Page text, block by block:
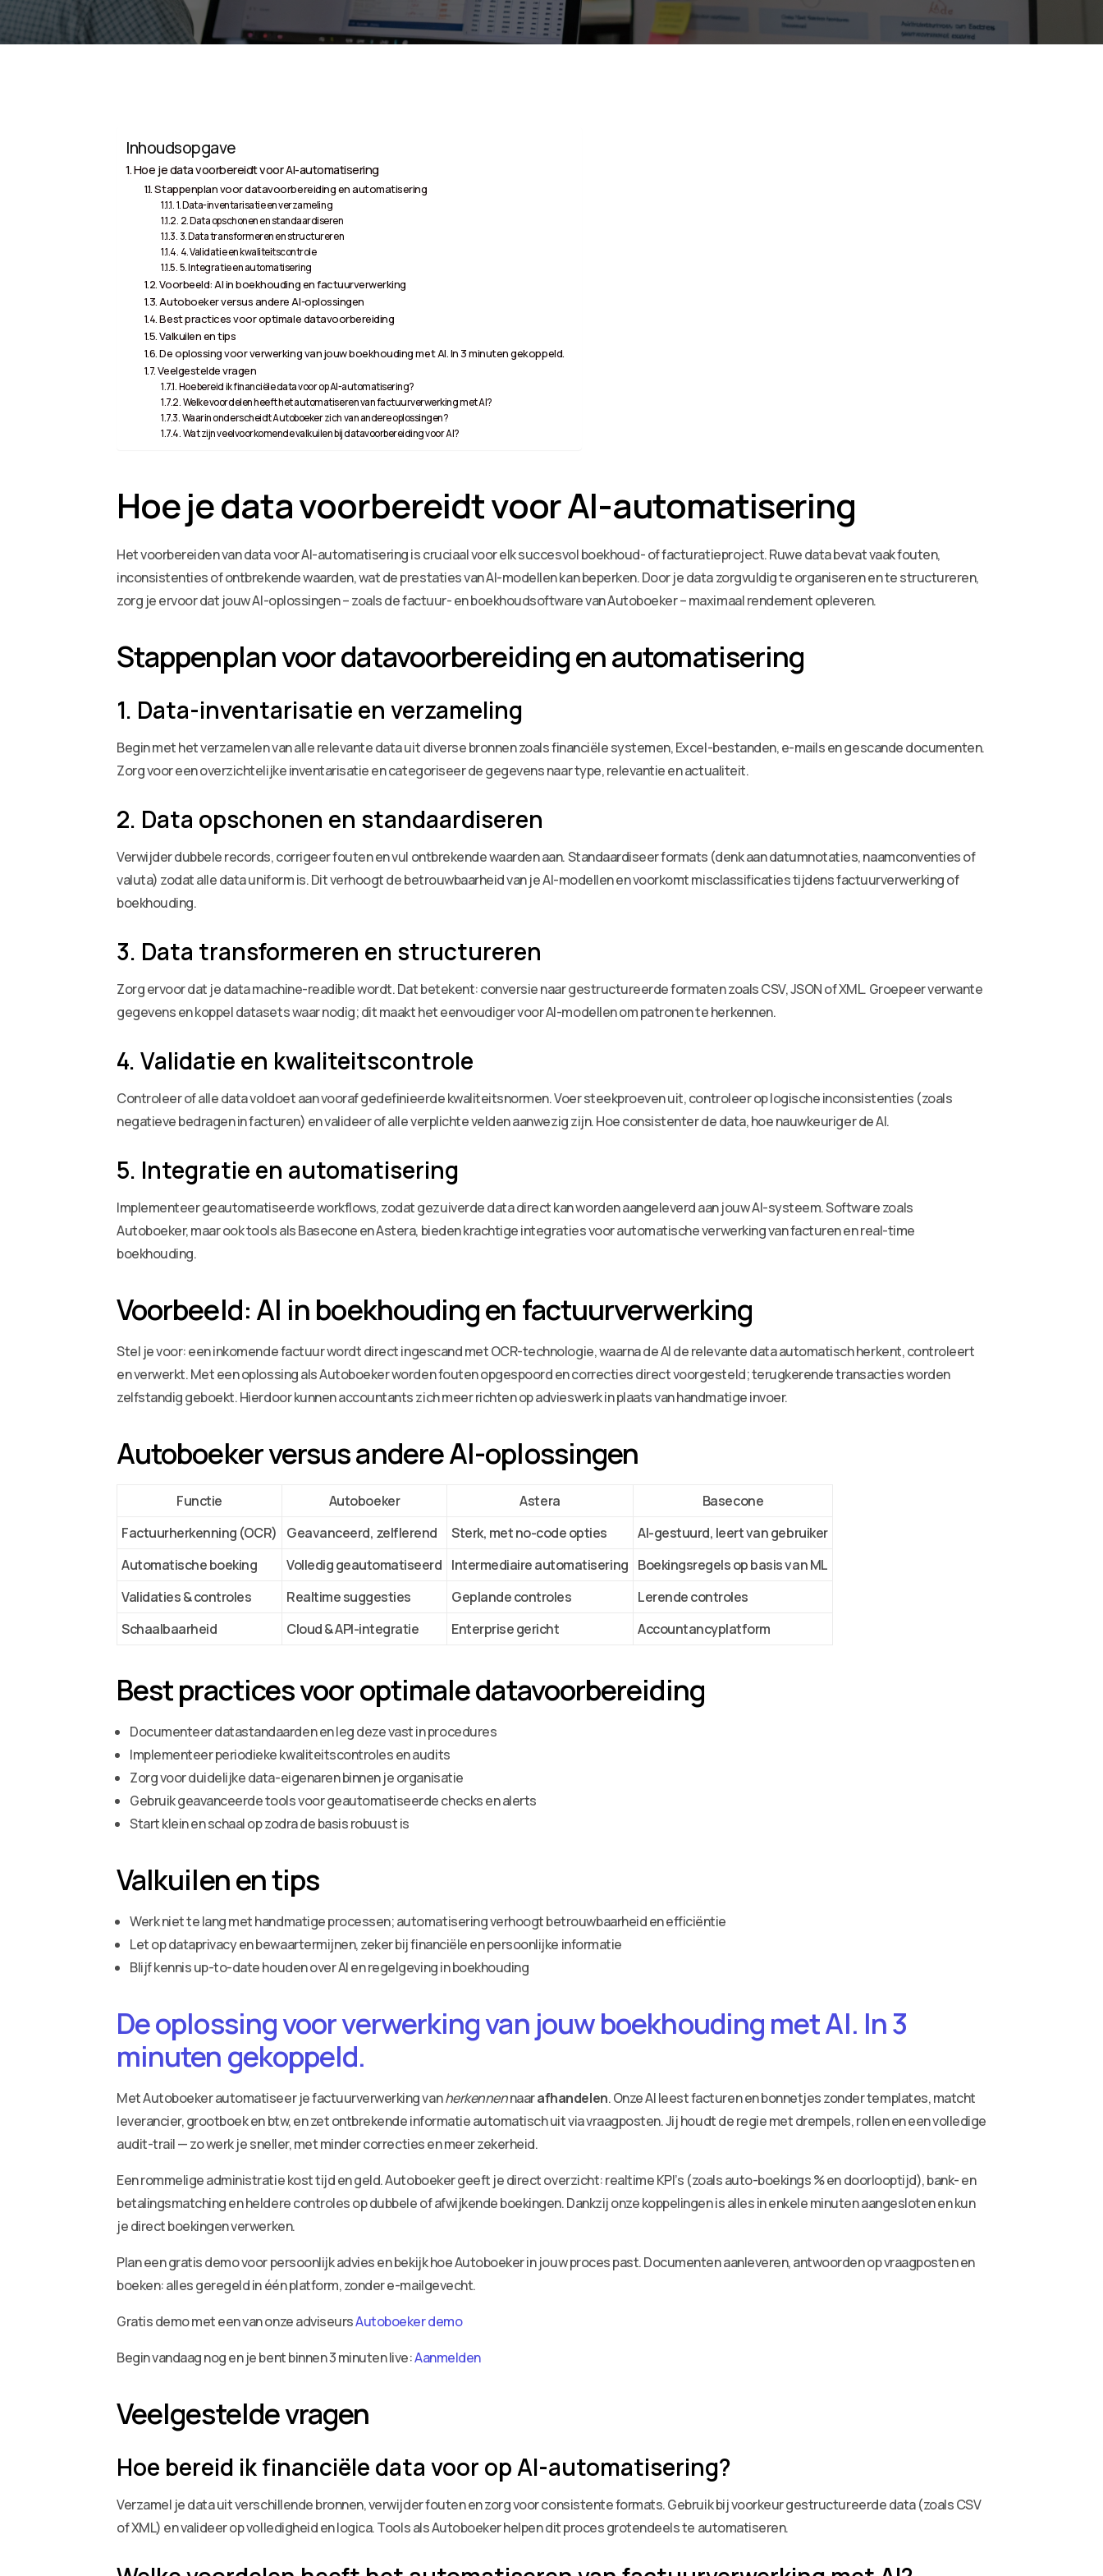
Inhoudsopgave
Hoe je data voorbereidt voor AI-automatisering
Stappenplan voor datavoorbereiding en automatisering
1. Data-inventarisatie en verzameling
2. Data opschonen en standaardiseren
3. Data transformeren en structureren
4. Validatie en kwaliteitscontrole
5. Integratie en automatisering
Voorbeeld: AI in boekhouding en factuurverwerking
Autoboeker versus andere AI-oplossingen
Best practices voor optimale datavoorbereiding
Valkuilen en tips
De oplossing voor verwerking van jouw boekhouding met AI. In 3 minuten gekoppeld.
Veelgestelde vragen
Hoe bereid ik financiële data voor op AI-automatisering?
Welke voordelen heeft het automatiseren van factuurverwerking met AI?
Waarin onderscheidt Autoboeker zich van andere oplossingen?
Wat zijn veelvoorkomende valkuilen bij datavoorbereiding voor AI?
Hoe je data voorbereidt voor AI-automatisering
Het voorbereiden van data voor AI-automatisering is cruciaal voor elk succesvol boekhoud- of facturatieproject. Ruwe data bevat vaak fouten,
inconsistenties of ontbrekende waarden, wat de prestaties van AI-modellen kan beperken. Door je data zorgvuldig te organiseren en te structureren,
zorg je ervoor dat jouw AI-oplossingen – zoals de factuur- en boekhoudsoftware van Autoboeker – maximaal rendement opleveren.
Stappenplan voor datavoorbereiding en automatisering
1. Data-inventarisatie en verzameling
Begin met het verzamelen van alle relevante data uit diverse bronnen zoals financiële systemen, Excel-bestanden, e-mails en gescande documenten.
Zorg voor een overzichtelijke inventarisatie en categoriseer de gegevens naar type, relevantie en actualiteit.
2. Data opschonen en standaardiseren
Verwijder dubbele records, corrigeer fouten en vul ontbrekende waarden aan. Standaardiseer formats (denk aan datumnotaties, naamconventies of
valuta) zodat alle data uniform is. Dit verhoogt de betrouwbaarheid van je AI-modellen en voorkomt misclassificaties tijdens factuurverwerking of
boekhouding.
3. Data transformeren en structureren
Zorg ervoor dat je data machine-readible wordt. Dat betekent: conversie naar gestructureerde formaten zoals CSV, JSON of XML. Groepeer verwante
gegevens en koppel datasets waar nodig; dit maakt het eenvoudiger voor AI-modellen om patronen te herkennen.
4. Validatie en kwaliteitscontrole
Controleer of alle data voldoet aan vooraf gedefinieerde kwaliteitsnormen. Voer steekproeven uit, controleer op logische inconsistenties (zoals
negatieve bedragen in facturen) en valideer of alle verplichte velden aanwezig zijn. Hoe consistenter de data, hoe nauwkeuriger de AI.
5. Integratie en automatisering
Implementeer geautomatiseerde workflows, zodat gezuiverde data direct kan worden aangeleverd aan jouw AI-systeem. Software zoals
Autoboeker, maar ook tools als Basecone en Astera, bieden krachtige integraties voor automatische verwerking van facturen en real-time
boekhouding.
Voorbeeld: AI in boekhouding en factuurverwerking
Stel je voor: een inkomende factuur wordt direct ingescand met OCR-technologie, waarna de AI de relevante data automatisch herkent, controleert
en verwerkt. Met een oplossing als Autoboeker worden fouten opgespoord en correcties direct voorgesteld; terugkerende transacties worden
zelfstandig geboekt. Hierdoor kunnen accountants zich meer richten op advieswerk in plaats van handmatige invoer.
Autoboeker versus andere AI-oplossingen
Functie Autoboeker Astera
Basecone
Factuurherkenning (OCR)
Geavanceerd, zelflerend Sterk, met no-code opties
AI-gestuurd, leert van gebruiker
Automatische boeking
Volledig geautomatiseerd Intermediaire automatisering Boekingsregels op basis van ML
Validaties & controles
Realtime suggesties Geplande controles
Lerende controles
Schaalbaarheid
Cloud & API-integratie Enterprise gericht Accountancyplatform
Best practices voor optimale datavoorbereiding
Documenteer datastandaarden en leg deze vast in procedures
Implementeer periodieke kwaliteitscontroles en audits
Zorg voor duidelijke data-eigenaren binnen je organisatie
Gebruik geavanceerde tools voor geautomatiseerde checks en alerts
Start klein en schaal op zodra de basis robuust is
Valkuilen en tips
Werk niet te lang met handmatige processen; automatisering verhoogt betrouwbaarheid en efficiëntie
Let op dataprivacy en bewaartermijnen, zeker bij financiële en persoonlijke informatie
Blijf kennis up-to-date houden over AI en regelgeving in boekhouding
De oplossing voor verwerking van jouw boekhouding met AI. In 3
minuten gekoppeld.
Met Autoboeker automatiseer je factuurverwerking vanherkennennaarafhandelen. Onze AI leest facturen en bonnetjes zonder templates, matcht
leverancier, grootboek en btw, en zet ontbrekende informatie automatisch uit via vraagposten. Jij houdt de regie met drempels, rollen en een volledige
audit-trail — zo werk je sneller, met minder correcties en meer zekerheid.
Een rommelige administratie kost tijd en geld. Autoboeker geeft je direct overzicht: realtime KPI’s (zoals auto-boekings % en doorlooptijd), bank- en
betalingsmatching en heldere controles op dubbele of afwijkende boekingen. Dankzij onze koppelingen is alles in enkele minuten aangesloten en kun
je direct boekingen verwerken.
Plan een gratis demo voor persoonlijk advies en bekijk hoe Autoboeker in jouw proces past. Documenten aanleveren, antwoorden op vraagposten en
boeken: alles geregeld in één platform, zonder e-mailgevecht.
Gratis demo met een van onze adviseursAutoboeker demo
Begin vandaag nog en je bent binnen 3 minuten live:Aanmelden
Veelgestelde vragen
Hoe bereid ik financiële data voor op AI-automatisering?
Verzamel je data uit verschillende bronnen, verwijder fouten en zorg voor consistente formats. Gebruik bij voorkeur gestructureerde data (zoals CSV
of XML) en valideer op volledigheid en logica. Tools als Autoboeker helpen dit proces grotendeels te automatiseren.